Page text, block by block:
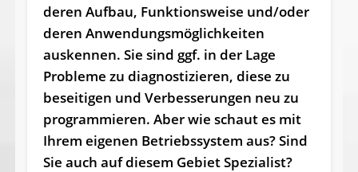
deren Aufbau, Funktionsweise und/oder
deren Anwendungsmöglichkeiten
auskennen. Sie sind ggf. in der Lage
Probleme zu diagnostizieren, diese zu
beseitigen und Verbesserungen neu zu
programmieren. Aber wie schaut es mit
Ihrem eigenen Betriebssystem aus? Sind
Sie auch auf diesem Gebiet Spezialist?